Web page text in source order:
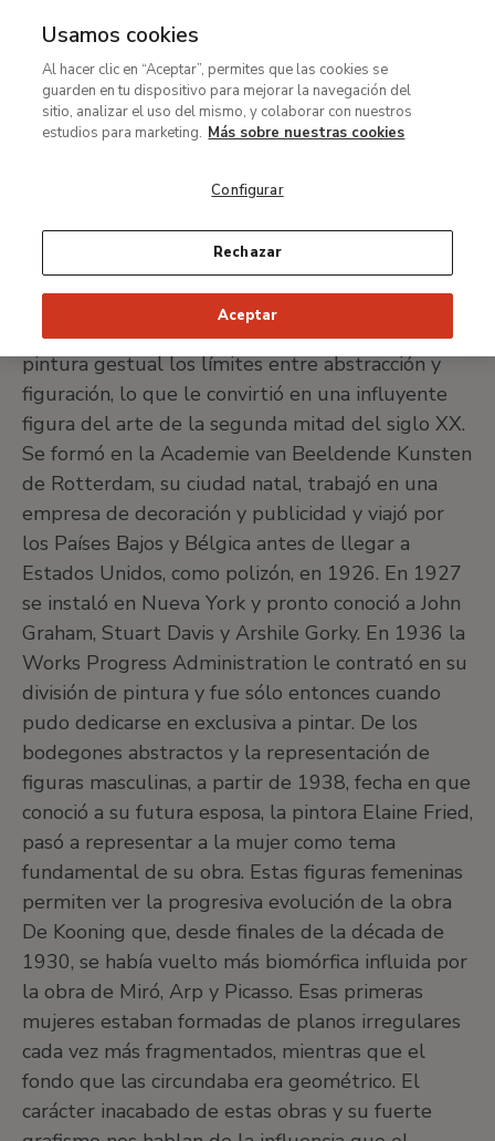
MENÚ
contenido
principal
Willem de Kooning
Representante del expresionismo abstracto
americano, Willem de Kooning trascendió con su
pintura gestual los límites entre abstracción y
figuración, lo que le convirtió en una influyente
figura del arte de la segunda mitad del siglo XX.
Se formó en la Academie van Beeldende Kunsten
de Rotterdam, su ciudad natal, trabajó en una
empresa de decoración y publicidad y viajó por
los Países Bajos y Bélgica antes de llegar a
Estados Unidos, como polizón, en 1926. En 1927
se instaló en Nueva York y pronto conoció a John
Graham, Stuart Davis y Arshile Gorky. En 1936 la
Works Progress Administration le contrató en su
división de pintura y fue sólo entonces cuando
pudo dedicarse en exclusiva a pintar. De los
bodegones abstractos y la representación de
figuras masculinas, a partir de 1938, fecha en que
conoció a su futura esposa, la pintora Elaine Fried,
pasó a representar a la mujer como tema
fundamental de su obra. Estas figuras femeninas
permiten ver la progresiva evolución de la obra
De Kooning que, desde finales de la década de
1930, se había vuelto más biomórfica influida por
la obra de Miró, Arp y Picasso. Esas primeras
mujeres estaban formadas de planos irregulares
cada vez más fragmentados, mientras que el
fondo que las circundaba era geométrico. El
carácter inacabado de estas obras y su fuerte
Usamos cookies
Al hacer clic en “Aceptar”, permites que las cookies se
guarden en tu dispositivo para mejorar la navegación del
sitio, analizar el uso del mismo, y colaborar con nuestros
estudios para marketing. Más sobre nuestras cookies
Configurar
Rechazar
Aceptar